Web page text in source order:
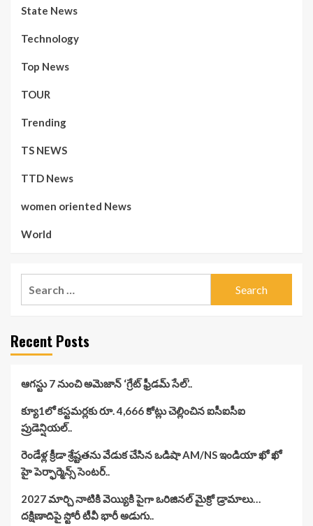
State News
Technology
Top News
TOUR
Trending
TS NEWS
TTD News
women oriented News
World
Recent Posts
ఆగస్టు 7 నుంచి అమెజాన్ ‘గ్రేట్ ఫ్రీడమ్ సేల్’..
క్యూ1లో కస్టమర్లకు రూ. 4,666 కోట్లు చెల్లించిన ఐసీఐసీఐ
ప్రుడెన్షియల్..
రెండేళ్ల క్రీడా శ్రేష్టతను వేడుక చేసిన ఒడిషా AM/NS ఇండియా ఖో ఖో
హై పెర్ఫార్మెన్స్ సెంటర్..
2027 మార్చి నాటికి వెయ్యికి పైగా ఒరిజినల్ మైక్రో డ్రామాలు…
దక్షిణాదిపై స్టోరీ టీవీ భారీ అడుగు..